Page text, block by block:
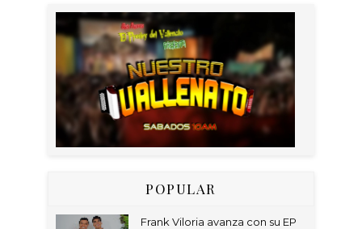
POPULAR
Frank Viloria avanza con su EP